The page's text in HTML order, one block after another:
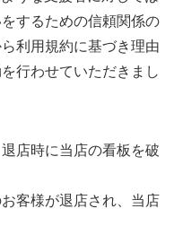
するための信頼関係の
利用規約に基づき理由
行わせていただきまし
店時に当店の看板を破
客様が退店され、当店